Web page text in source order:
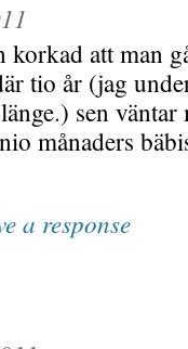
att man
tio år (jag
sen väntar
månaders
a response